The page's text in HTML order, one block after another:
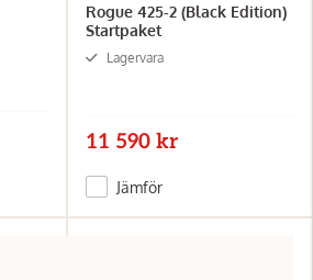
Rogue 425-2 (Black Edition)
Startpaket
Lagervara
11 590 kr
Jämför